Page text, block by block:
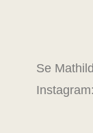
Se
Instagram: